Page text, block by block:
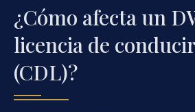
¿Cómo afecta un
licencia de
(CDL)?